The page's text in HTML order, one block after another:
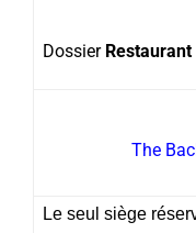
Dossier
The
Le seul siège